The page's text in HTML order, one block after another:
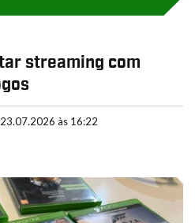
streaming com
23.07.2026 às 16:22